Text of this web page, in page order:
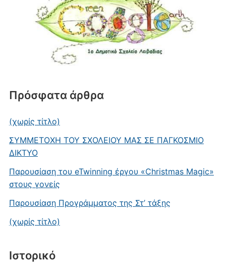
Πρόσφατα άρθρα
(χωρίς τίτλο)
ΣΥΜΜΕΤΟΧΗ ΤΟΥ ΣΧΟΛΕΙΟΥ ΜΑΣ ΣΕ ΠΑΓΚΟΣΜΙΟ
ΔΙΚΤΥΟ
Παρουσίαση του eTwinning έργου «Christmas Magic»
στους γονείς
Παρουσίαση Προγράμματος της Στ’ τάξης
(χωρίς τίτλο)
Ιστορικό